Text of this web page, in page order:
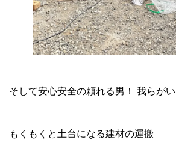
そして安心安全の頼れる男！ 我らがい
もくもくと土台になる建材の運搬